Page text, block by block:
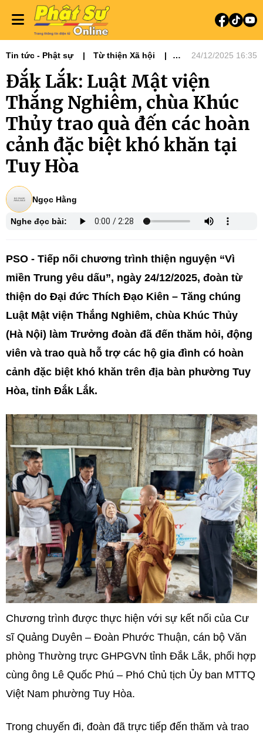
Tin tức - Phật sự
Từ thiện Xã hội
Phật sự Tây Nguyên
24/12/2025 16:35
Đắk Lắk: Luật Mật viện
Thắng Nghiêm, chùa Khúc
Thủy trao quà đến các hoàn
cảnh đặc biệt khó khăn tại
Tuy Hòa
Ngọc Hằng
Nghe đọc bài:
PSO - Tiếp nối chương trình thiện nguyện “Vì
miền Trung yêu dấu”, ngày 24/12/2025, đoàn từ
thiện do Đại đức Thích Đạo Kiên – Tăng chúng
Luật Mật viện Thắng Nghiêm, chùa Khúc Thủy
(Hà Nội) làm Trưởng đoàn đã đến thăm hỏi, động
viên và trao quà hỗ trợ các hộ gia đình có hoàn
cảnh đặc biệt khó khăn trên địa bàn phường Tuy
Hòa, tỉnh Đắk Lắk.
Chương trình được thực hiện với sự kết nối của Cư
sĩ Quảng Duyên – Đoàn Phước Thuận, cán bộ Văn
phòng Thường trực GHPGVN tỉnh Đắk Lắk, phối hợp
cùng ông Lê Quốc Phú – Phó Chủ tịch Ủy ban MTTQ
Việt Nam phường Tuy Hòa.
Trong chuyến đi, đoàn đã trực tiếp đến thăm và trao